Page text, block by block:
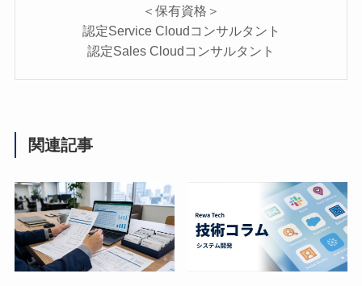
＜保有資格＞
認定Service Cloudコンサルタント
認定Sales Cloudコンサルタント
関連記事